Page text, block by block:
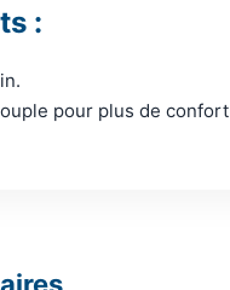
:
pour plus de confort